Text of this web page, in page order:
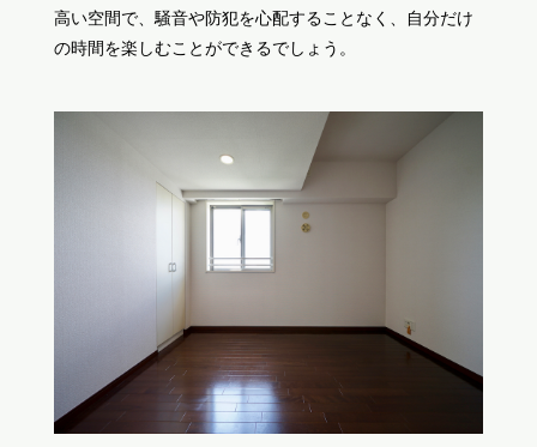
高い空間で、騒音や防犯を心配することなく、自分だけ
の時間を楽しむことができるでしょう。